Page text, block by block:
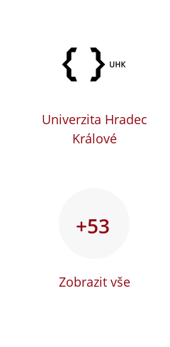
Univerzita Hradec
Králové
+53
Zobrazit vše